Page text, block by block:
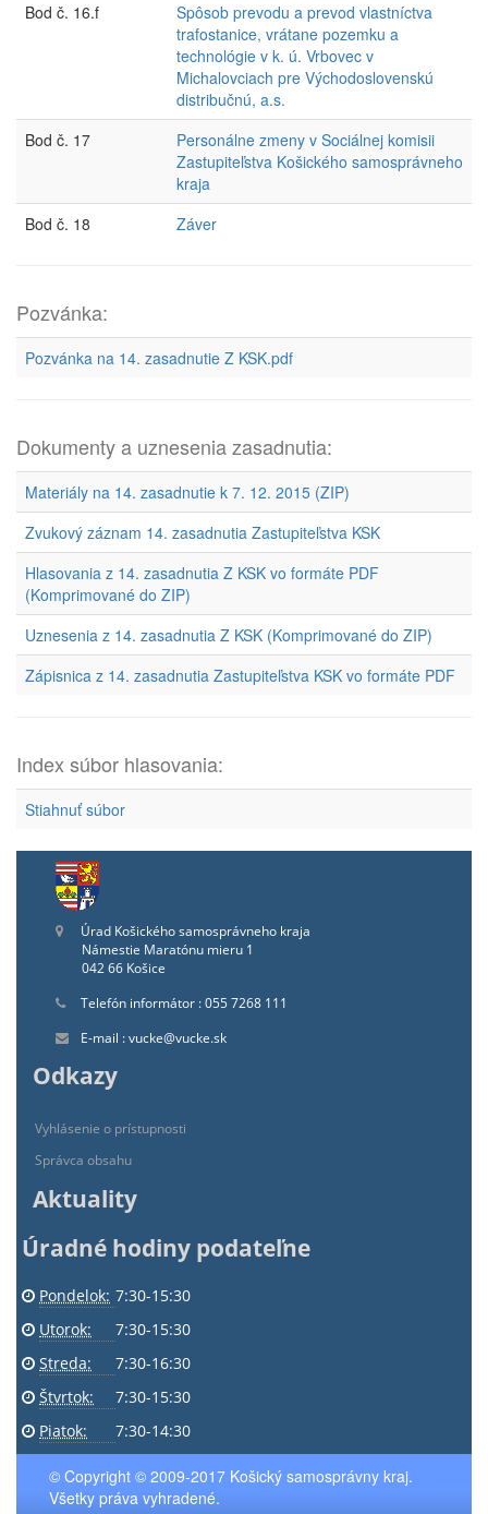
Bod č. 16.f
Spôsob prevodu a prevod vlastníctva
trafostanice, vrátane pozemku a
technológie v k. ú. Vrbovec v
Michalovciach pre Východoslovenskú
distribučnú, a.s.
Bod č. 17
Personálne zmeny v Sociálnej komisii
Zastupiteľstva Košického samosprávneho
kraja
Bod č. 18
Záver
Pozvánka:
Pozvánka na 14. zasadnutie Z KSK.pdf
Dokumenty a uznesenia zasadnutia:
Materiály na 14. zasadnutie k 7. 12. 2015 (ZIP)
Zvukový záznam 14. zasadnutia Zastupiteľstva KSK
Hlasovania z 14. zasadnutia Z KSK vo formáte PDF
(Komprimované do ZIP)
Uznesenia z 14. zasadnutia Z KSK (Komprimované do ZIP)
Zápisnica z 14. zasadnutia Zastupiteľstva KSK vo formáte PDF
Index súbor hlasovania:
Stiahnuť súbor
Úrad Košického samosprávneho kraja
Námestie Maratónu mieru 1
042 66 Košice
Telefón informátor : 055 7268 111
E-mail : vucke@vucke.sk
Odkazy
Vyhlásenie o prístupnosti
Správca obsahu
Aktuality
Úradné hodiny podateľne
Pondelok: 7:30-15:30
Utorok:
7:30-15:30
Streda:
7:30-16:30
Štvrtok:
7:30-15:30
Piatok:
7:30-14:30
© Copyright © 2009-2017 Košický samosprávny kraj.
Všetky práva vyhradené.